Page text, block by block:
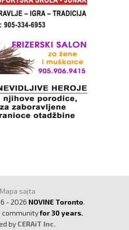
Mapa sajta
- 2026 NOVINE Toronto.
communityfor 30 years.
by CERAiT Inc.